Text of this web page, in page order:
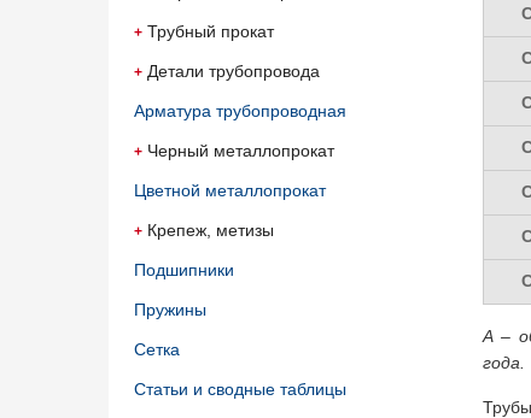
Трубный прокат
Детали трубопровода
Арматура трубопроводная
Черный металлопрокат
Цветной металлопрокат
Крепеж, метизы
Подшипники
Пружины
Сетка
Статьи и сводные таблицы
A –
года.